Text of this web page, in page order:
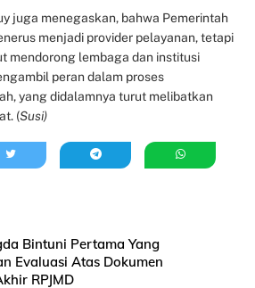
juga menegaskan, bahwa Pemerintah
menjadi provider pelayanan, tetapi
mendorong lembaga dan institusi
peran dalam proses
yang didalamnya turut melibatkan
(Susi)
Bintuni Pertama Yang
Evaluasi Atas Dokumen
RPJMD